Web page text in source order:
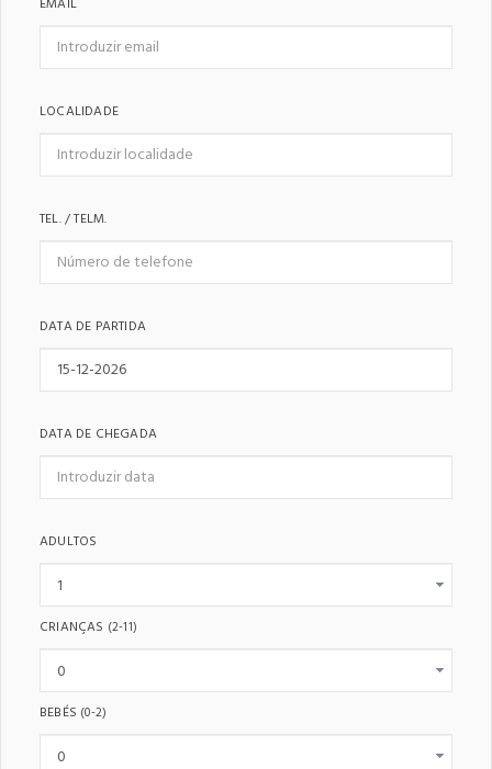
LOCALIDADE
TEL. / TELM.
DATA DE PARTIDA
DATA DE CHEGADA
ADULTOS
CRIANÇAS (2-11)
BEBÉS (0-2)